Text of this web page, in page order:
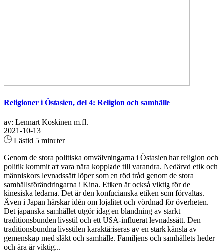
Religioner i Östasien, del 4: Religion och samhälle
av: Lennart Koskinen m.fl.
2021-10-13
Lästid 5 minuter
Genom de stora politiska omvälvningarna i Östasien har religion och
politik kommit att vara nära kopplade till varandra. Nedärvd etik och
människors levnadssätt löper som en röd tråd genom de stora
samhällsförändringarna i Kina. Etiken är också viktig för de
kinesiska ledarna. Det är den konfucianska etiken som förvaltas.
Även i Japan härskar idén om lojalitet och vördnad för överheten.
Det japanska samhället utgör idag en blandning av starkt
traditionsbunden livsstil och ett USA-influerat levnadssätt. Den
traditionsbundna livsstilen karaktäriseras av en stark känsla av
gemenskap med släkt och samhälle. Familjens och samhällets heder
och ära är viktig...